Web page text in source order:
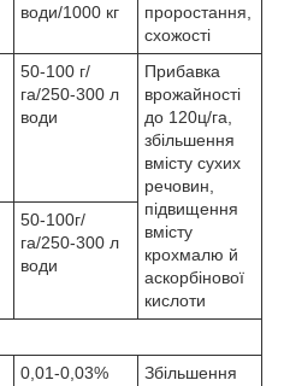
води/1000 кг
проростання,
схожості
50-100 г/
га/250-300 л
води
Прибавка
врожайності
до 120ц/га,
збільшення
вмісту сухих
речовин,
підвищення
вмісту
крохмалю й
аскорбінової
кислоти
50-100г/
га/250-300 л
води
0,01-0,03%
Збільшення